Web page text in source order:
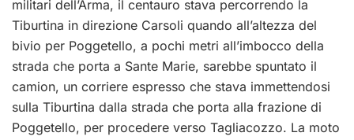
militari dell’Arma, il centauro stava percorrendo la
Tiburtina in direzione Carsoli quando all’altezza del
bivio per Poggetello, a pochi metri all’imbocco della
strada che porta a Sante Marie, sarebbe spuntato il
camion, un corriere espresso che stava immettendosi
sulla Tiburtina dalla strada che porta alla frazione di
Poggetello, per procedere verso Tagliacozzo. La moto